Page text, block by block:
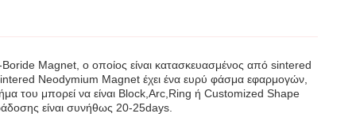
Magnet, ο οποίος είναι κατασκευασμένος από sintered
Neodymium Magnet έχει ένα ευρύ φάσμα εφαρμογών,
του μπορεί να είναι Block,Arc,Ring ή Customized Shape
είναι συνήθως 20-25days.